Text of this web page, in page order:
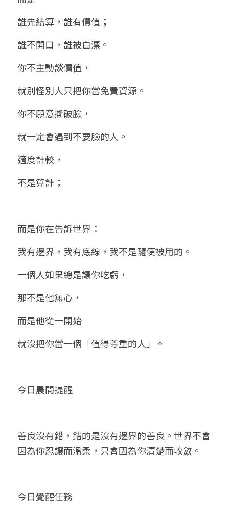
誰先結算，誰有價值；
誰不開口，誰被白漂。
你不主動談價值，
就別怪別人只把你當免費資源。
你不願意撕破臉，
就一定會遇到不要臉的人。
適度計較，
不是算計；
而是你在告訴世界：
我有邊界，我有底線，我不是隨便被用的。
一個人如果總是讓你吃虧，
那不是他無心，
而是他從一開始
就沒把你當一個「值得尊重的人」。
今日晨間提醒
善良沒有錯，錯的是沒有邊界的善良。世界不會
因為你忍讓而溫柔，只會因為你清楚而收斂。
今日覺醒任務